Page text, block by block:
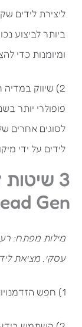
ליצירת לידים
ביותר לביצוע
ומיומנות כדי
2) שיווק
פופולרי יותר
לסוגים אחרים
לידים על ידי
3
Gen
מילות מפתח:
עסקי, מציאת
1) חפש הזדמנויות ברשת שלך.